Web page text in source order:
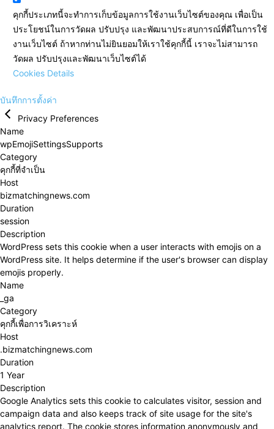
คุกกี้ประเภทนี้จะทำการเก็บข้อมูลการใช้งานเว็บไซต์ของคุณ เพื่อเป็น
ประโยชน์ในการวัดผล ปรับปรุง และพัฒนาประสบการณ์ที่ดีในการใช้
งานเว็บไซต์ ถ้าหากท่านไม่ยินยอมให้เราใช้คุกกี้นี้ เราจะไม่สามารถ
วัดผล ปรับปรุงและพัฒนาเว็บไซต์ได้
Cookies Details
บันทึกการตั้งค่า
Privacy Preferences
Name
wpEmojiSettingsSupports
Category
คุกกี้ที่จำเป็น
Host
bizmatchingnews.com
Duration
session
Description
WordPress sets this cookie when a user interacts with emojis on a
WordPress site. It helps determine if the user's browser can display
emojis properly.
Name
_ga
Category
คุกกี้เพื่อการวิเคราะห์
Host
.bizmatchingnews.com
Duration
1 Year
Description
Google Analytics sets this cookie to calculates visitor, session and
campaign data and also keeps track of site usage for the site's
analytics report. The cookie stores information anonymously and